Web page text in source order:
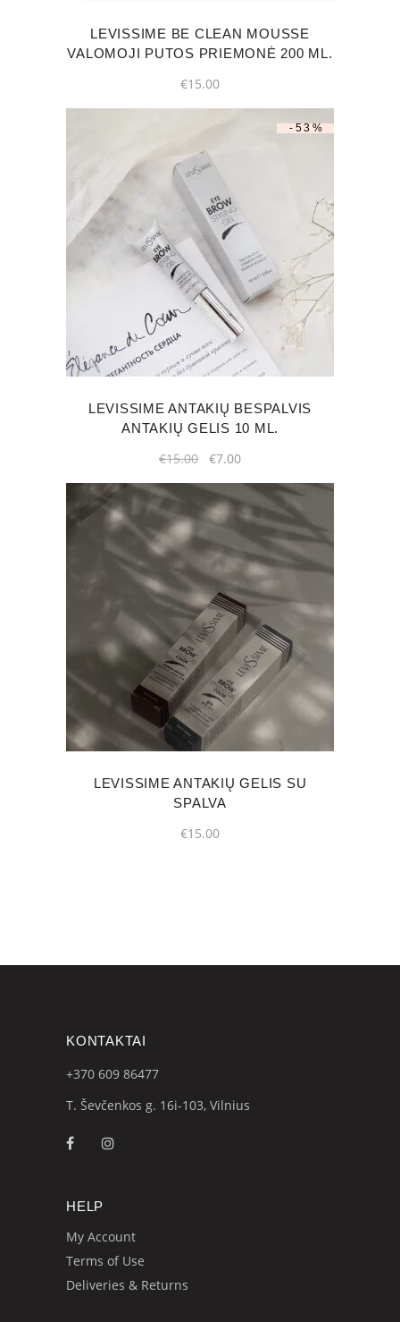
LEVISSIME BE CLEAN MOUSSE
VALOMOJI PUTOS PRIEMONĖ 200 ML.
€15.00
-53%
LEVISSIME ANTAKIŲ BESPALVIS
ANTAKIŲ GELIS 10 ML.
€15.00 Original
was:
€15.00.
€7.00Current
is:
€7.00.
This
product
has
multiple
variants.
The
options
be
chosen
on
LEVISSIME ANTAKIŲ GELIS SU
SPALVA
€15.00
KONTAKTAI
+370 609 86477
T. Ševčenkos g. 16i-103, Vilnius
HELP
My Account
Terms of Use
Deliveries & Returns